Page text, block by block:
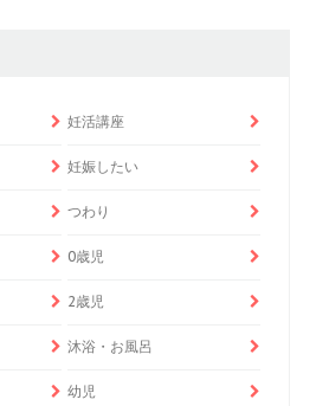
妊活講座
妊娠したい
つわり
0歳児
2歳児
沐浴・お風呂
幼児